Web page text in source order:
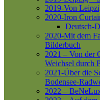
2019-Von
2020-Iron
Deutsch-
2020-Mit dem
Bilderbuch
2021 – Von der
Weichsel durch
2021-Über die
Bodensee-
2022 –